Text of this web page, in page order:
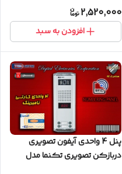
2,520,000
افزودن به سبد
پنل 4 واحدی آیفون تصویری
دربازکن تصویری تکنما مدل